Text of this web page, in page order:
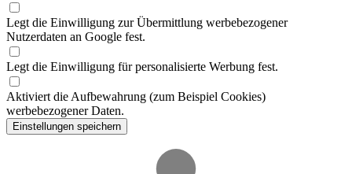
Legt die Einwilligung zur Übermittlung werbebezogener
Nutzerdaten an Google fest.
Legt die Einwilligung für personalisierte Werbung fest.
Aktiviert die Aufbewahrung (zum Beispiel Cookies)
werbebezogener Daten.
Einstellungen speichern